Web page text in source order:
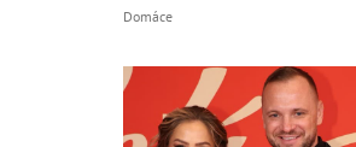
Domáce